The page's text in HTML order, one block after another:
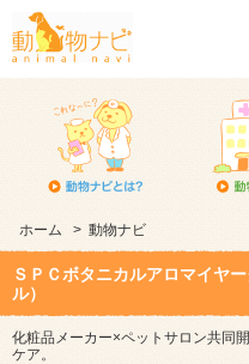
ホーム > 動物ナビ
ＳＰＣボタニカルアロマイヤ
ル）
化粧品メーカー×ペットサロン共同
ケア。